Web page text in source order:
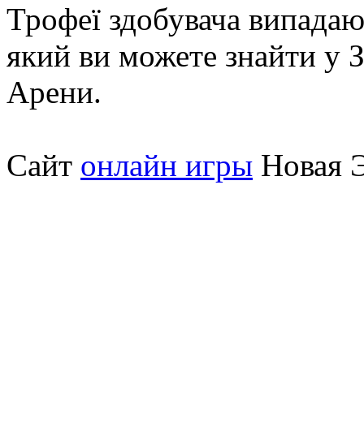
Трофеї здобувача
який ви можете знайти у
Арени.
Сайт онлайн игры Новая